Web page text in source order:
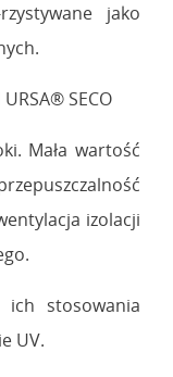
jako
SECO
Mała wartość
izolacji
ich stosowania
UV.